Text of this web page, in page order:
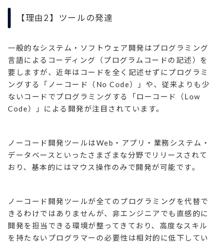
【理由2】ツールの発達
一般的なシステム・ソフトウェア開発はプログラミング
言語によるコーディング（プログラムコードの記述）を
要しますが、近年はコードを全く記述せずにプログラミ
ングする「ノーコード（No Code）」や、従来よりも少
ないコードでプログラミングする「ローコード（Low
Code）」による開発が注目されています。
ノーコード開発ツールはWeb・アプリ・業務システム・
データベースといったさまざまな分野でリリースされて
おり、基本的にはマウス操作のみで開発が可能です。
ノーコード開発ツールが全てのプログラミングを代替で
きるわけではありませんが、非エンジニアでも直感的に
開発を担当できる環境が整ってきており、高度なスキル
を持たないプログラマーの必要性は相対的に低下してい